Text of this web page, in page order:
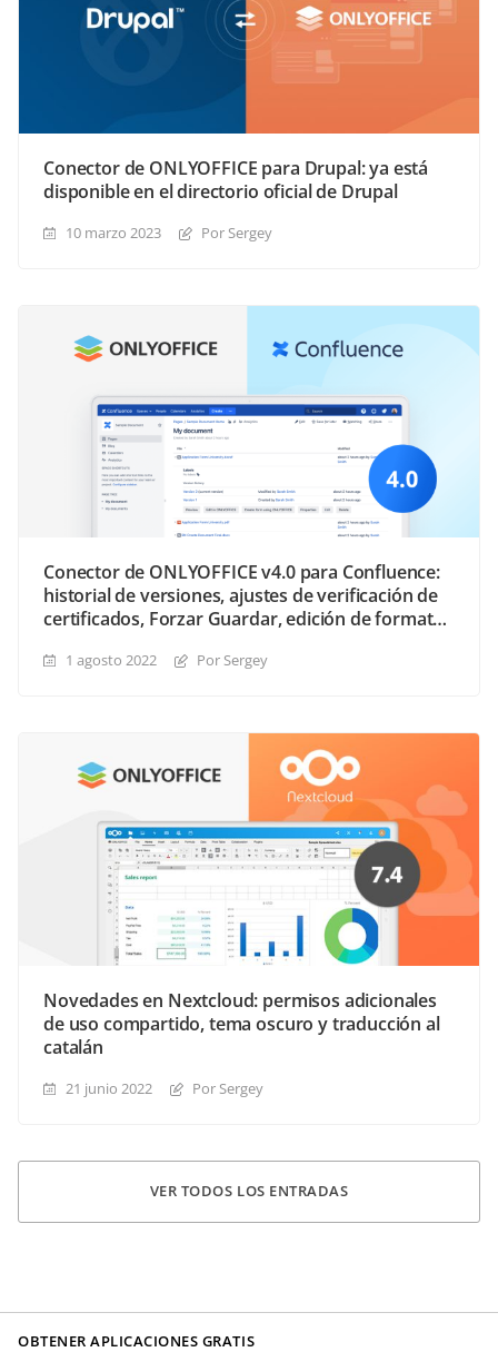
Conector de ONLYOFFICE para Drupal: ya está
disponible en el directorio oficial de Drupal
10 marzo 2023 Por Sergey
Conector de ONLYOFFICE v4.0 para Confluence:
historial de versiones, ajustes de verificación de
certificados, Forzar Guardar, edición de formatos
1 agosto 2022 Por Sergey
Novedades en Nextcloud: permisos adicionales
de uso compartido, tema oscuro y traducción al
catalán
21 junio 2022 Por Sergey
VER TODOS LOS ENTRADAS
OBTENER APLICACIONES GRATIS